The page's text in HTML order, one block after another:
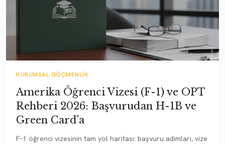
KURUMSAL GÖÇMENLIK
Amerika Öğrenci Vizesi (F-1) ve OPT
Rehberi 2026: Başvurudan H-1B ve
Green Card'a
F-1 öğrenci vizesinin tam yol haritası: başvuru adımları, vize